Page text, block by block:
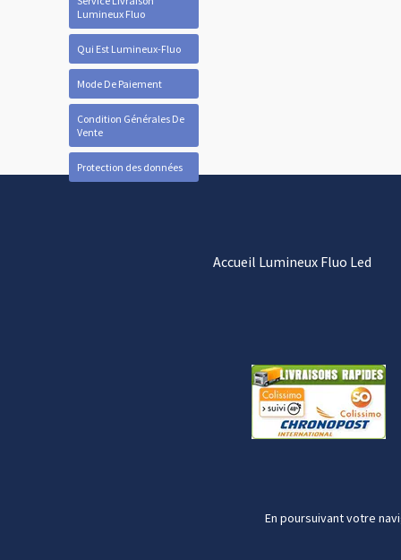
Lumineux Fluo
Qui Est Lumineux-Fluo
Mode De Paiement
Condition Générales De
Vente
Protection des données
Accueil Lumineux Fluo Led
En poursuivant votre